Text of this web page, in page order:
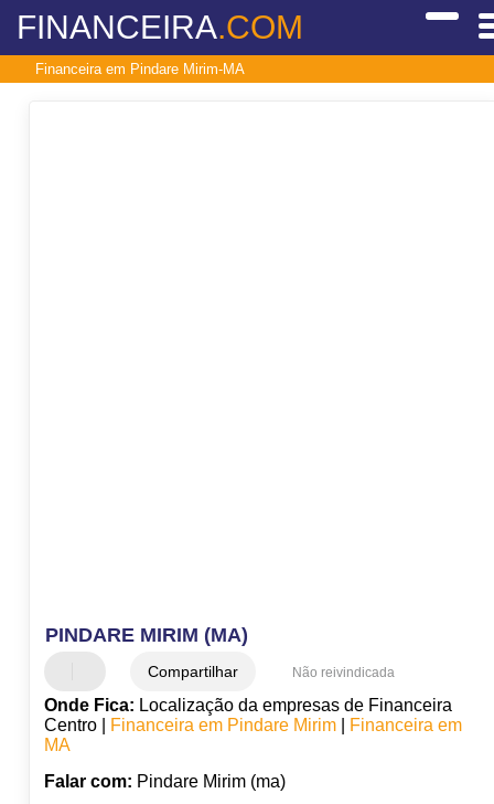
FINANCEIRA.COM
Financeira em Pindare Mirim-MA
PINDARE MIRIM (MA)
Compartilhar Não reivindicada
Onde Fica: Localização da empresas de Financeira
Centro |
Financeira em Pindare Mirim|
Financeira em
MA
Falar com: Pindare Mirim (ma)